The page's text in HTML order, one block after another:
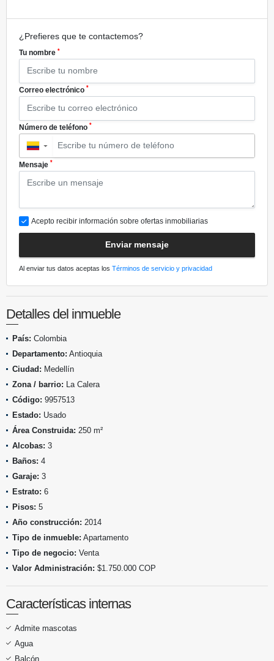
¿Prefieres que te contactemos?
Tu nombre *
Correo electrónico *
Número de teléfono *
▼
Mensaje *
Acepto recibir información sobre ofertas inmobiliarias
Enviar mensaje
Al enviar tus datos aceptas los Términos de servicio y privacidad
Detalles del inmueble
País: Colombia
Departamento: Antioquia
Ciudad: Medellín
Zona / barrio: La Calera
Código: 9957513
Estado: Usado
Área Construida: 250 m²
Alcobas: 3
Baños: 4
Garaje: 3
Estrato: 6
Pisos: 5
Año construcción: 2014
Tipo de inmueble: Apartamento
Tipo de negocio: Venta
Valor Administración: $1.750.000 COP
Características internas
Admite mascotas
Agua
Balcón